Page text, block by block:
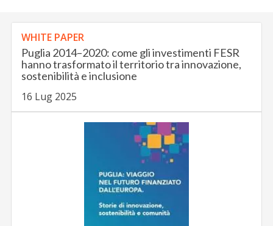
WHITE PAPER
Puglia 2014–2020: come gli investimenti FESR
hanno trasformato il territorio tra innovazione,
sostenibilità e inclusione
16 Lug 2025